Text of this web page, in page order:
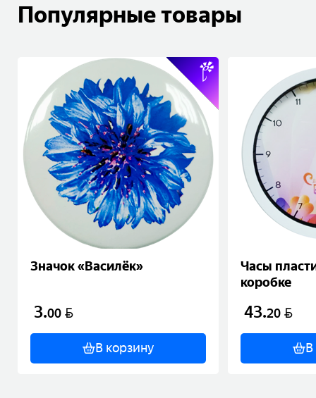
Популярные товары
Значок «Василёк»
3.00 BYN
В корзину
Часы
коробке
43.20 BYN
В